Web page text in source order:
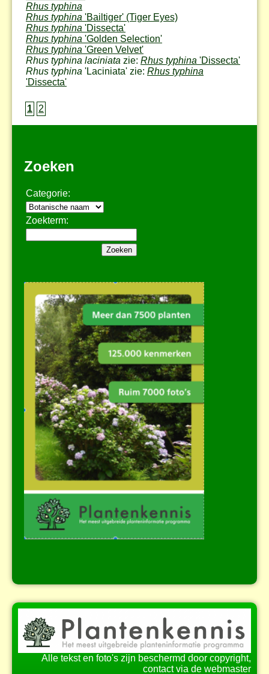
Rhus typhina
Rhus typhina 'Bailtiger' (Tiger Eyes)
Rhus typhina 'Dissecta'
Rhus typhina 'Golden Selection'
Rhus typhina 'Green Velvet'
Rhus typhina laciniata zie: Rhus typhina 'Dissecta'
Rhus typhina 'Laciniata' zie: Rhus typhina
'Dissecta'
1 2
Zoeken
Categorie:
Zoekterm:
Alle tekst en foto's zijn beschermd door copyright,
contact via de webmaster